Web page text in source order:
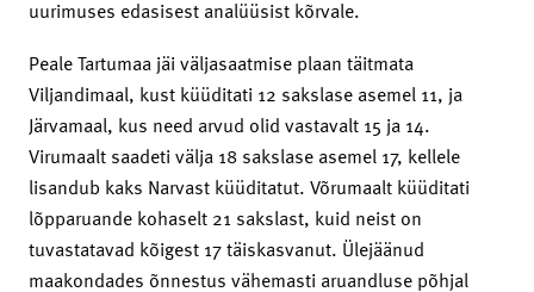
uurimuses edasisest analüüsist kõrvale.
Peale Tartumaa jäi väljasaatmise plaan täitmata
Viljandimaal, kust küüditati 12 sakslase asemel 11, ja
Järvamaal, kus need arvud olid vastavalt 15 ja 14.
Virumaalt saadeti välja 18 sakslase asemel 17, kellele
lisandub kaks Narvast küüditatut. Võrumaalt küüditati
lõpparuande kohaselt 21 sakslast, kuid neist on
tuvastatavad kõigest 17 täiskasvanut. Ülejäänud
maakondades õnnestus vähemasti aruandluse põhjal